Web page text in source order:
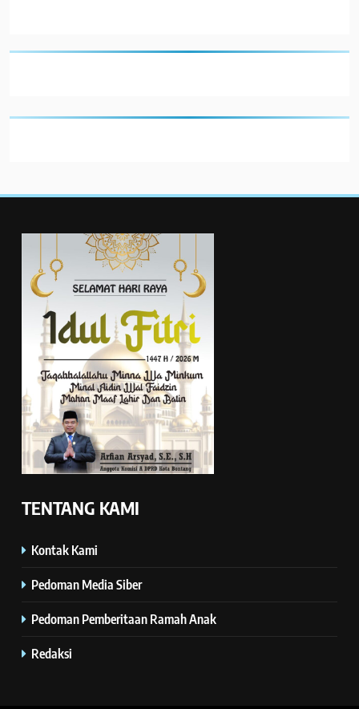
TENTANG KAMI
Kontak Kami
Pedoman Media Siber
Pedoman Pemberitaan Ramah Anak
Redaksi